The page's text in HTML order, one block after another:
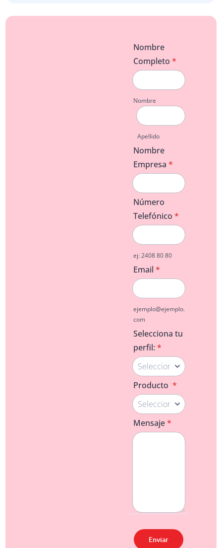
Nombre
Completo *
Nombre
Apellido
Nombre
Empresa *
Número
Telefónico *
ej: 2408 80 80
Email *
ejemplo@ejemplo.
com
Selecciona tu
perfil: *
Producto *
Mensaje*
Enviar